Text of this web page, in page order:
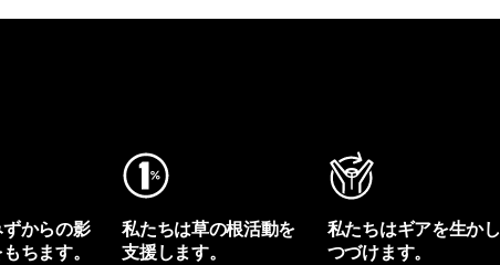
からの影
ちます。
私たちは草の根活動を
支援します。
私たちはギアを生かし
つづけます。